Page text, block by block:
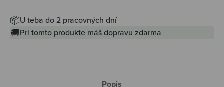
📦U teba do 2 pracovných dní
🚚Pri tomto produkte máš dopravu zdarma
Popis